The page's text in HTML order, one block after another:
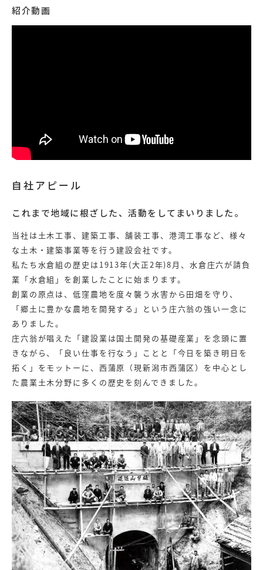
紹介動画
自社アピール
これまで地域に根ざした、活動をしてまいりました。
当社は土木工事、建築工事、舗装工事、港湾工事など、様々
な土木・建築事業等を行う建設会社です。
私たち水倉組の歴史は1913年(大正2年)8月、水倉庄六が請負
業「水倉組」を創業したことに始まります。
創業の原点は、低窪農地を度々襲う水害から田畑を守り、
「郷土に豊かな農地を開発する」という庄六翁の強い一念に
ありました。
庄六翁が唱えた「建設業は国土開発の基礎産業」を念頭に置
きながら、「良い仕事を行なう」ことと「今日を築き明日を
拓く」をモットーに、西蒲原（現新潟市西蒲区）を中心とし
た農業土木分野に多くの歴史を刻んできました。